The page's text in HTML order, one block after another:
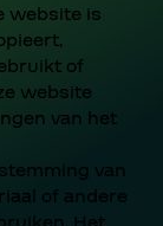
website is
of
website
van het
van
of andere